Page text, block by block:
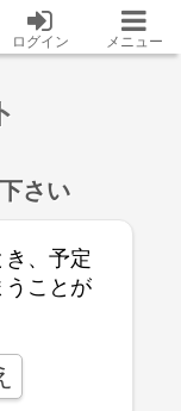
ログイン メニュー
さい
、予定
うことが